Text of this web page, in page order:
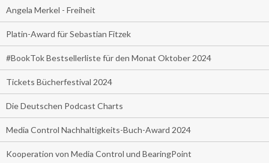
Angela Merkel - Freiheit
Platin-Award für Sebastian Fitzek
#BookTok Bestsellerliste für den Monat Oktober 2024
Tickets Bücherfestival 2024
Die Deutschen Podcast Charts
Media Control Nachhaltigkeits-Buch-Award 2024
Kooperation von Media Control und BearingPoint